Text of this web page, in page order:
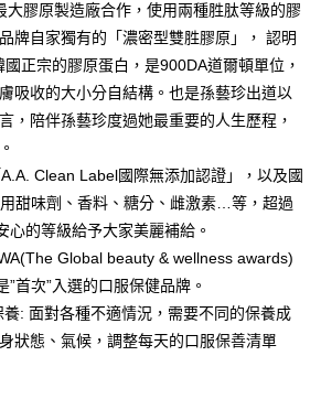
不需綁卡、不需儲值。
簡訊認證，即可結帳。
務後，再付款。
流程】
先享後付」後，將跳轉至「AFTEE先享後付」
收到繳費通知簡訊。
天內，點擊此簡訊中的連結，可透過四大超商／
式進行付款，方視為交易完成。
下不需立刻繳費，但若您需要取消訂單，請聯絡
同意取消之訂單仍視為有效，需透過AFTEE先享
消欲退款等相關疑問，請聯繫「AFTEE先享後付
support/home
含以上)免運費
含以上)免運費
膠原製造廠合作，使用兩種胜肽等級的膠
牌自家獨有的「濃密型雙胜膠原」， 認明
國正宗的膠原蛋白，是900DA道爾頓單位，
吸收的大小分自結構。也是孫藝珍出道以
，陪伴孫藝珍度過她最重要的人生歷程，
Clean Label國際無添加認證」，以及國
甜味劑、香料、糖分、雌激素…等，超過
心的等級給予大家美麗補給。
Global beauty & wellness awards)
”首次”入選的口服保健品牌。
: 面對各種不適情況，需要不同的保養成
狀態、氣候，調整每天的口服保善清單